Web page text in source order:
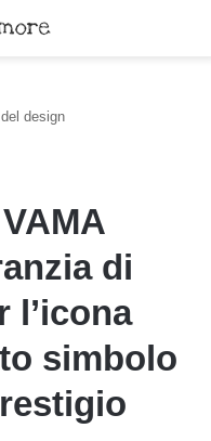
design
di
l’icona
simbolo